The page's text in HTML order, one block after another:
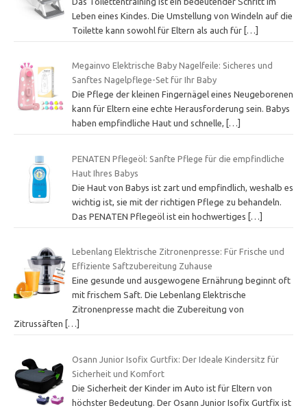
Leben eines Kindes. Die Umstellung von Windeln auf die
Toilette kann sowohl für Eltern als auch für […]
Megainvo Elektrische Baby Nagelfeile: Sicheres und
Sanftes Nagelpflege-Set für Ihr Baby
Die Pflege der kleinen Fingernägel eines Neugeborenen
kann für Eltern eine echte Herausforderung sein. Babys
haben empfindliche Haut und schnelle,
[…]
PENATEN Pflegeöl: Sanfte Pflege für die empfindliche
Haut Ihres Babys
Die Haut von Babys ist zart und empfindlich, weshalb es
wichtig ist, sie mit der richtigen Pflege zu behandeln.
Das PENATEN Pflegeöl ist ein hochwertiges […]
Lebenlang Elektrische Zitronenpresse: Für Frische und
Effiziente Saftzubereitung Zuhause
Eine gesunde und ausgewogene Ernährung beginnt oft
mit frischem Saft. Die Lebenlang Elektrische
Zitronenpresse macht die Zubereitung von
Zitrussäften
[…]
Osann Junior Isofix Gurtfix: Der Ideale Kindersitz für
Sicherheit und Komfort
Die Sicherheit der Kinder im Auto ist für Eltern von
höchster Bedeutung. Der Osann Junior Isofix Gurtfix ist